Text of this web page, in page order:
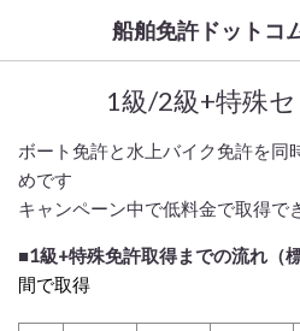
船舶免許ドットコ
1級/2級+特殊
ボート免許と水上バイク免許を同
めです
キャンペーン中で低料金で取得で
■1級+特殊免許取得までの流れ（
間で取得